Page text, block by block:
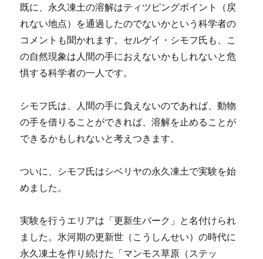
既に、永久凍土の溶解はティツピングポイント（戻
れない地点）を通過したのでないかという科学者の
コメントも聞かれます。セルゲイ・シモフ氏も、こ
の自然現象は人間の手におえないかもしれないと危
惧する科学者の一人です。
シモフ氏は、人間の手に負えないのであれば、動物
の手を借りることができれば、溶解を止めることが
できるかもしれないと考えつきます。
ついに、シモフ氏はシベリヤの永久凍土で実験を始
めました。
実験を行うエリアは「更新生パーク」と名付けられ
ました。氷河期の更新世（こうしんせい）の時代に
永久凍土を作り続けた「マンモス草原（ステッ